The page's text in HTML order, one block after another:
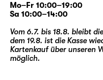
Mo–Fr 10:00–19:00
Sa 10:00–14:00
Vom 6.7. bis 18.8. bleibt
dem 19.8. ist die Kasse
Kartenkauf über unseren
möglich.